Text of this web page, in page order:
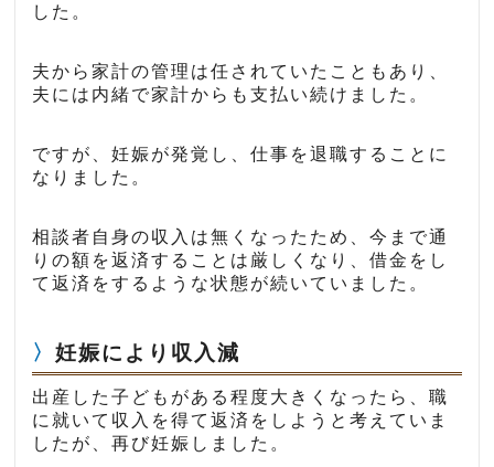
した。
夫から家計の管理は任されていたこともあり、
夫には内緒で家計からも支払い続けました。
ですが、妊娠が発覚し、仕事を退職することに
なりました。
相談者自身の収入は無くなったため、今まで通
りの額を返済することは厳しくなり、借金をし
て返済をするような状態が続いていました。
妊娠により収入減
出産した子どもがある程度大きくなったら、職
に就いて収入を得て返済をしようと考えていま
したが、再び妊娠しました。